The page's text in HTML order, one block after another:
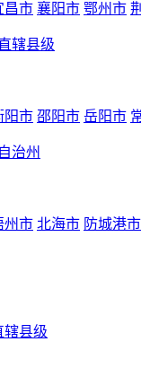
昌市 襄阳市 鄂州市
辖县级
阳市 邵阳市 岳阳市
治州
州市 北海市 防城港市
辖县级